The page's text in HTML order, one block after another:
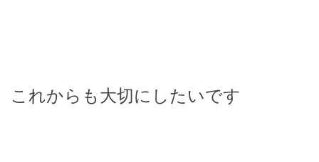
これからも大切にしたいです